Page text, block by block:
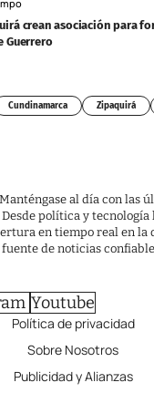
crean asociación para
Guerrero
Cundinamarca Zipaquirá
Manténgase al día con las
política y
en tiempo real en la
de noticias
Youtube
Política de privacidad
Sobre Nosotros
Publicidad y Alianzas